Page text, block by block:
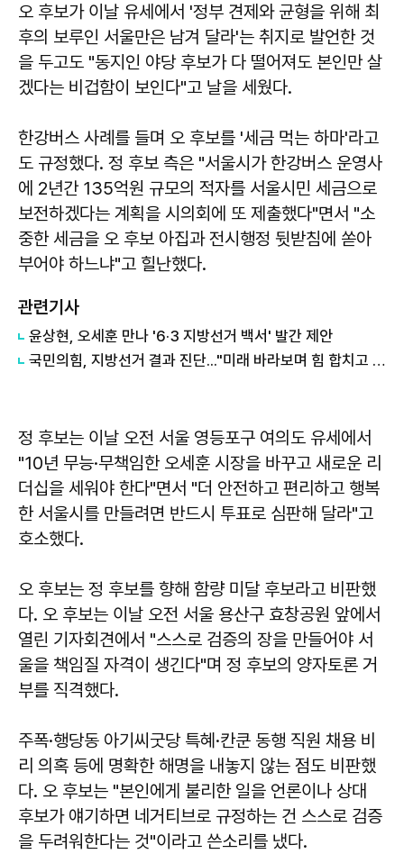
오 후보가 이날 유세에서 '정부 견제와 균형을 위해 최
후의 보루인 서울만은 남겨 달라'는 취지로 발언한 것
을 두고도 "동지인 야당 후보가 다 떨어져도 본인만 살
겠다는 비겁함이 보인다"고 날을 세웠다.
한강버스 사례를 들며 오 후보를 '세금 먹는 하마'라고
도 규정했다. 정 후보 측은 "서울시가 한강버스 운영사
에 2년간 135억원 규모의 적자를 서울시민 세금으로
보전하겠다는 계획을 시의회에 또 제출했다"면서 "소
중한 세금을 오 후보 아집과 전시행정 뒷받침에 쏟아
부어야 하느냐"고 힐난했다.
관련기사
윤상현, 오세훈 만나 '6·3 지방선거 백서' 발간 제안
국민의힘, 지방선거 결과 진단..."미래 바라보며 힘 합치고 쇄신해야"
정 후보는 이날 오전 서울 영등포구 여의도 유세에서
"10년 무능·무책임한 오세훈 시장을 바꾸고 새로운 리
더십을 세워야 한다"면서 "더 안전하고 편리하고 행복
한 서울시를 만들려면 반드시 투표로 심판해 달라"고
호소했다.
오 후보는 정 후보를 향해 함량 미달 후보라고 비판했
다. 오 후보는 이날 오전 서울 용산구 효창공원 앞에서
열린 기자회견에서 "스스로 검증의 장을 만들어야 서
울을 책임질 자격이 생긴다"며 정 후보의 양자토론 거
부를 직격했다.
주폭·행당동 아기씨굿당 특혜·칸쿤 동행 직원 채용 비
리 의혹 등에 명확한 해명을 내놓지 않는 점도 비판했
다. 오 후보는 "본인에게 불리한 일을 언론이나 상대
후보가 얘기하면 네거티브로 규정하는 건 스스로 검증
을 두려워한다는 것"이라고 쓴소리를 냈다.